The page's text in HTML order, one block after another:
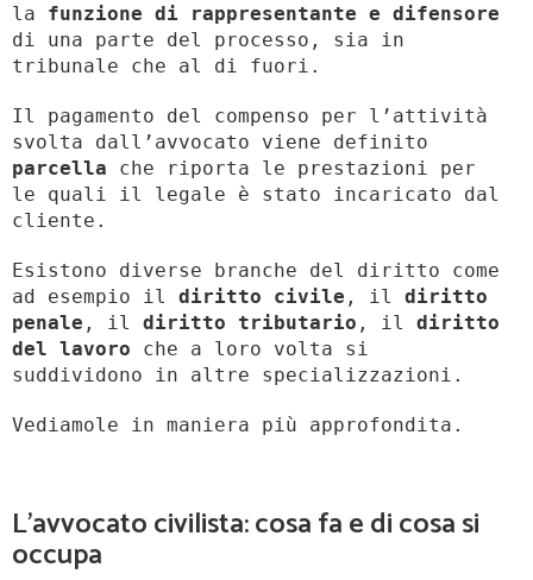
la funzione di rappresentante e difensore
di una parte del processo, sia in
tribunale che al di fuori.
Il pagamento del compenso per l’attività
svolta dall’avvocato viene definito
parcella che riporta le prestazioni per
le quali il legale è stato incaricato dal
cliente.
Esistono diverse branche del diritto come
ad esempio il diritto civile , il diritto
penale , il diritto tributario , il diritto
del lavoro che a loro volta si
suddividono in altre specializzazioni.
Vediamole in maniera più approfondita.
L’avvocato civilista: cosa fa e di cosa si
occupa